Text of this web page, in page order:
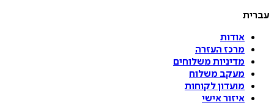
עברית
אודות
מרכז העזרה
מדיניות משלוחים
מעקב משלוח
מועדון לקוחות
איזור אישי